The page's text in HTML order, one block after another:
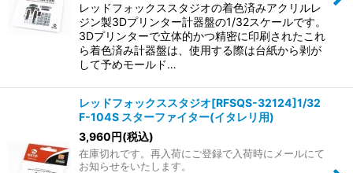
レッドフォックススタジオの着色済みアクリルレ
ジン製3Dプリンター計器盤の1/32スケールです。
3Dプリンターで立体的かつ精密に印刷されたこれ
ら着色済み計器盤は、使用する際は台紙から剥が
して予めモールド…
レッドフォックススタジオ[RFSQS-32124]1/32
F-104S スターファイター(イタレリ用)
3,960円(税込)
在庫切れです。再入荷にご登録で入荷時にメールにて
お知らせをいたします。